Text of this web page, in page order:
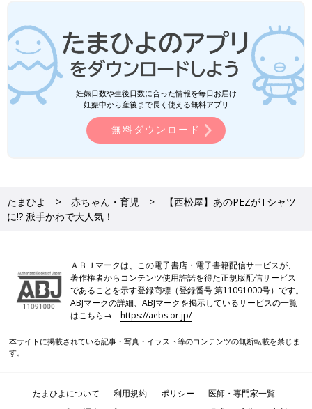
妊娠日数や生後日数に合った情報を毎日お届け
妊娠中から産後まで長く使える無料アプリ
無料ダウンロード
たまひよ 赤ちゃん・育児
【西松屋】あのPEZがTシャツ
に!? 派手かわで大人気！
ＡＢＪマークは、この電子書店・電子書籍配信サービスが、
著作権者からコンテンツ使用許諾を得た正規版配信サービス
であることを示す登録商標（登録番号 第11091000号）です。
ABJマークの詳細、ABJマークを掲示しているサービスの一覧
はこちら→https://aebs.or.jp/
本サイトに掲載されている記事・写真・イラスト等のコンテンツの無断転載を禁じま
す。
たまひよについて 利用規約 ポリシー
医師・専門家一覧